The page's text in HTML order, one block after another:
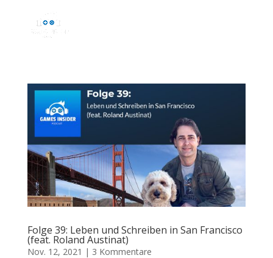
Folge 39: Leben und Schreiben in San Francisco
(feat. Roland Austinat)
Nov. 12, 2021 | 3 Kommentare